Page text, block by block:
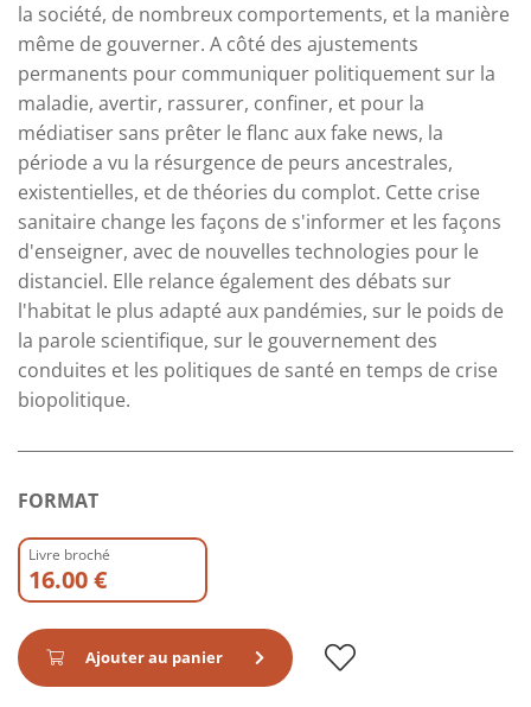
la société, de nombreux comportements, et la manière
même de gouverner. A côté des ajustements
permanents pour communiquer politiquement sur la
maladie, avertir, rassurer, confiner, et pour la
médiatiser sans prêter le flanc aux fake news, la
période a vu la résurgence de peurs ancestrales,
existentielles, et de théories du complot. Cette crise
sanitaire change les façons de s'informer et les façons
d'enseigner, avec de nouvelles technologies pour le
distanciel. Elle relance également des débats sur
l'habitat le plus adapté aux pandémies, sur le poids de
la parole scientifique, sur le gouvernement des
conduites et les politiques de santé en temps de crise
biopolitique.
FORMAT
Livre broché
16.00 €
Ajouter au panier